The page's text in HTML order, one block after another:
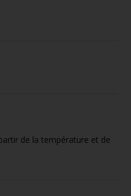
de la température et de